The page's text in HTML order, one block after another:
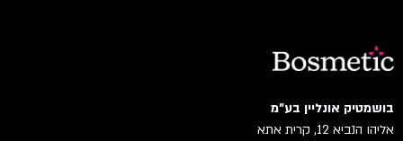
בושמטיק אונליין בע"מ
אליהו הנביא 12, קרית אתא